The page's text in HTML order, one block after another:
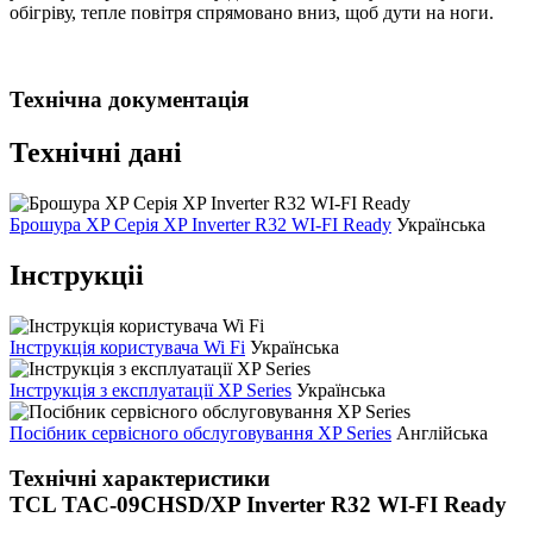
обігріву, тепле повітря спрямовано вниз, щоб дути на ноги.
Технічна документація
Технічні дані
Брошура XP Серія XP Inverter R32 WI-FI Ready Українська
Інструкціі
Інструкція користувача Wi Fi Українська
Інструкція з експлуатації XP Series Українська
Посібник сервісного обслуговування XP Series Англійська
Технічні характеристики
TCL TAC-09CHSD/XP Inverter R32 WI-FI Ready